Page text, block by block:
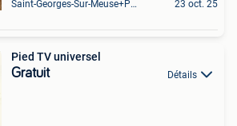
Saint-Georges-Sur-Meuse+Partie De Hermalle-Sous-Huy 23 oct. 25
Pied TV universel
Gratuit Détails